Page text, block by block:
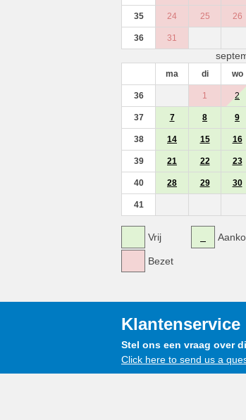
35 24 25 26
36 31
ma di wo
36 1 2
37 7 8 9
38 14 15 16
39 21 22 23
40 28 29 30
41
Vrij
Bezet
Klantenservice
Stel ons een vraag over
Click here to send us a